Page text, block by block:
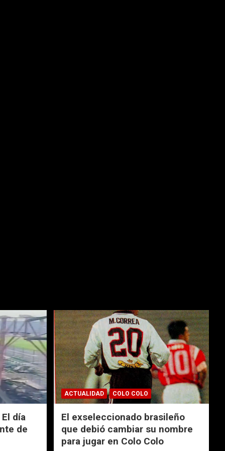
día
de
ACTUALIDAD COLO COLO
El exseleccionado brasileño
que debió cambiar su nombre
para jugar en Colo Colo